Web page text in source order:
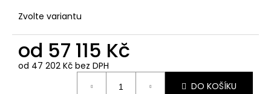
Zvolte variantu
od 57 115 Kč
od 47 202 Kč bez DPH
DO KOŠÍKU
o
č
u